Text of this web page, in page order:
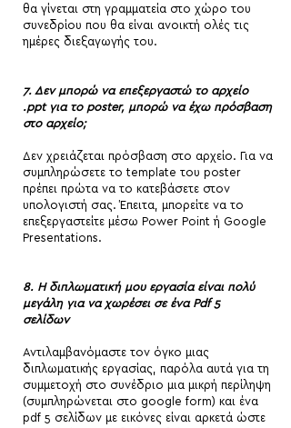
θα γίνεται στη γραμματεία στο χώρο του
συνεδρίου που θα είναι ανοικτή ολές τις
ημέρες διεξαγωγής του.
7. Δεν μπορώ να επεξεργαστώ το αρχείο
.ppt για το poster, μπορώ να έχω πρόσβαση
στο αρχείο;
Δεν χρειάζεται πρόσβαση στο αρχείο. Για να
συμπληρώσετε το template του poster
πρέπει πρώτα να το κατεβάσετε στον
υπολογιστή σας. Έπειτα, μπορείτε να το
επεξεργαστείτε μέσω Power Point ή Google
Presentations.
8. Η διπλωματική μου εργασία είναι πολύ
μεγάλη για να χωρέσει σε ένα Pdf 5
σελίδων
Αντιλαμβανόμαστε τον όγκο μιας
διπλωματικής εργασίας, παρόλα αυτά για τη
συμμετοχή στο συνέδριο μια μικρή περίληψη
(συμπληρώνεται στο google form) και ένα
pdf 5 σελίδων με εικόνες είναι αρκετά ώστε